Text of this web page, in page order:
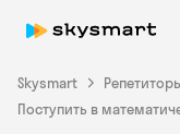
Skysmart
Поступить в